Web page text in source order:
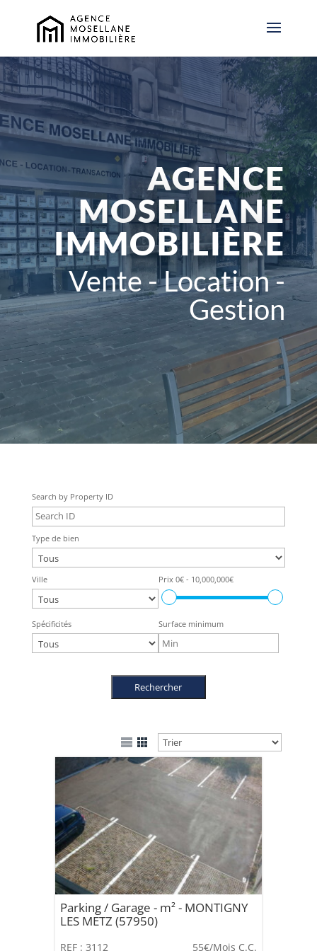
AGENCE
MOSELLANE
IMMOBILIÈRE
Vente - Location -
Gestion
Search by Property ID
Type de bien
Ville Prix 0€ - 10,000,000€
Spécificités Surface minimum
Parking / Garage - m² - MONTIGNY
LES METZ (57950)
REF : 3112 55€/Mois C.C.